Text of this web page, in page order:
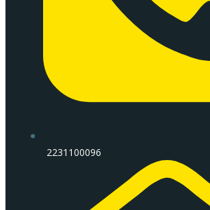
2231100096